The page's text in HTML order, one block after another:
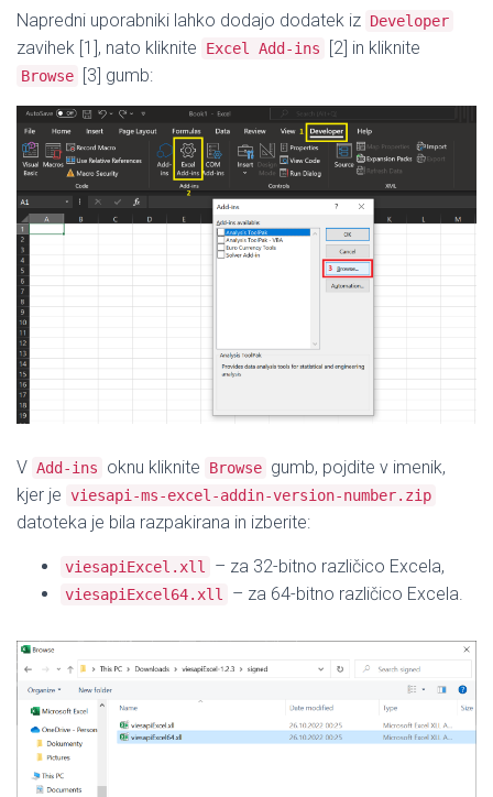
Napredni uporabniki lahko dodajo dodatek iz Developer
zavihek [1], nato kliknite Excel Add-ins [2] in kliknite
Browse [3] gumb:
V Add-ins oknu kliknite Browse gumb, pojdite v imenik,
kjer je viesapi-ms-excel-addin-version-number.zip
datoteka je bila razpakirana in izberite:
viesapiExcel.xll – za 32-bitno različico Excela,
viesapiExcel64.xll – za 64-bitno različico Excela.